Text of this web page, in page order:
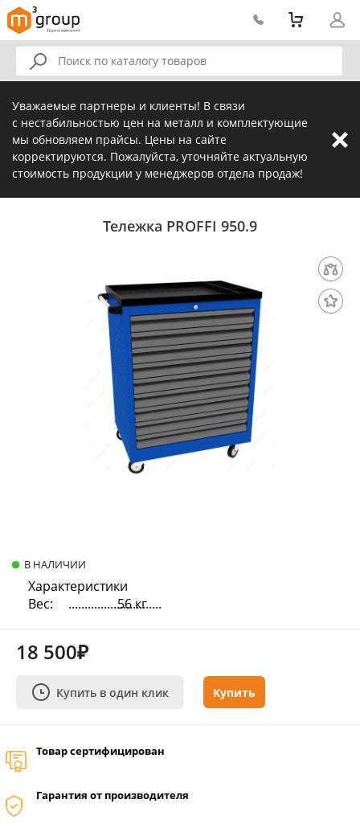
Уважаемые партнеры и клиенты! В связи
с нестабильностью цен на металл и комплектующие
мы обновляем прайсы. Цены на сайте
корректируются. Пожалуйста, уточняйте актуальную
стоимость продукции у менеджеров отдела продаж!
Тележка PROFFI 950.9
В НАЛИЧИИ
Характеристики
Вес:
56 кг
18 500₽
Купить в один клик Купить
Товар сертифицирован
Гарантия от производителя